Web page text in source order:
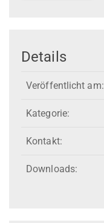
Details
Veröffentlicht am:
Kategorie:
Kontakt:
Downloads: